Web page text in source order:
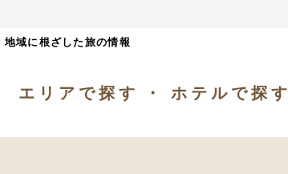
地域に根ざした旅の情報
エリアで探す ホテルで探す